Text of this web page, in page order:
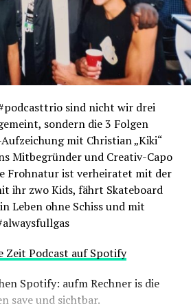
verdrängen. Puuh, weiter in
hab ich noch in Sachen
Doppelseiten: Durch das
auf einmal einen Bezug
ja jedem selbst überlassen. Und
am DIY. Kannste machen, was du
cheers
olé
sind nicht wir drei
sondern die 3 Folgen
mit Christian „Kiki“
Mitbegründer und Creativ-Capo
Frohnatur ist verheiratet mit der
ihr zwo Kids, fährt Skateboard
Leben ohne Schiss und mit
Zeit Podcast auf Spotify
Spotify: aufm Rechner is die
save und sichtbar.